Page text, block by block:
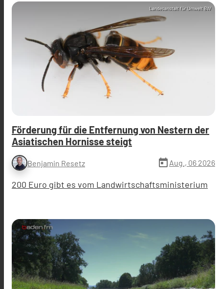
Landesanstalt für Umwelt BW
Förderung für die Entfernung von Nestern der
Asiatischen Hornisse steigt
Benjamin Resetz today Aug., 06 2026
200 Euro gibt es vom Landwirtschaftsministerium